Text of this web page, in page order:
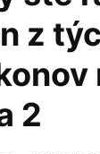
z
2